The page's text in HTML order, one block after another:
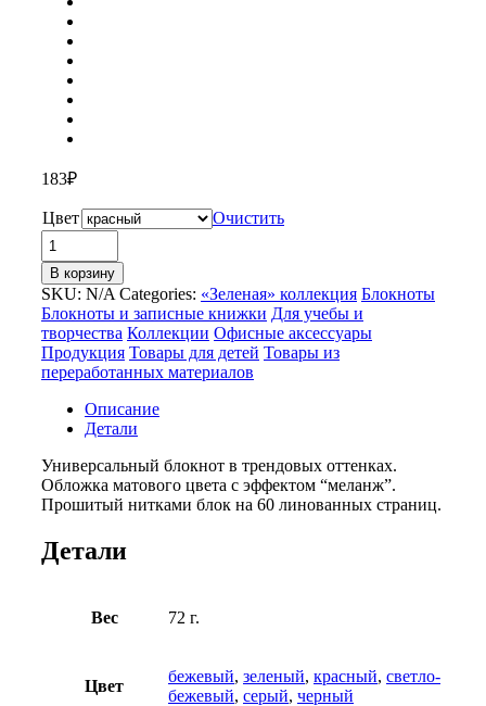
183₽
Цвет
Очистить
Количество
товара
Блокнот
А5
«Snow»
В корзину
SKU: N/A Categories: «Зеленая» коллекция Блокноты
Блокноты и записные книжки Для учебы и
творчества Коллекции Офисные аксессуары
Продукция Товары для детей Товары из
переработанных материалов
Описание
Детали
Универсальный блокнот в трендовых оттенках.
Обложка матового цвета с эффектом “меланж”.
Прошитый нитками блок на 60 линованных страниц.
Детали
Вес 72 г.
Цвет
бежевый, зеленый, красный, светло-
бежевый, серый, черный